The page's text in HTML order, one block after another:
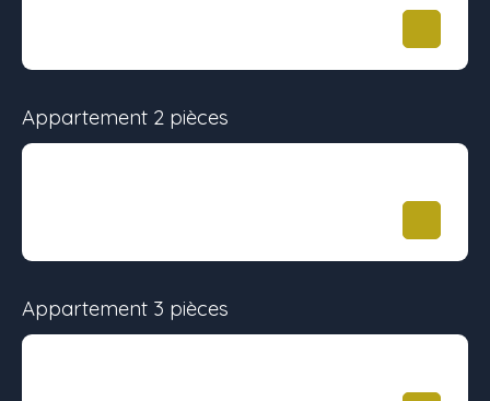
Appartement 2 pièces
Appartement 3 pièces